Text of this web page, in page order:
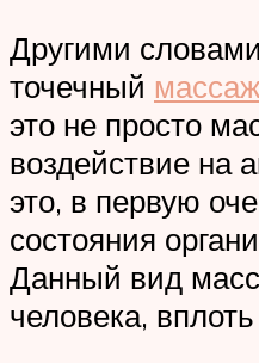
Другими
точечный
это не просто
воздействие на
это, в первую
состояния
Данный вид
человека,